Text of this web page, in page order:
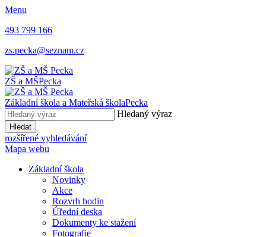
Menu
493 799 166
zs.pecka@seznam.cz
ZŠ a MŠPecka
Základní škola a Mateřská školaPecka
Hledaný výraz
Hledat
rozšířené vyhledávání
Mapa webu
Základní škola
Novinky
Akce
Rozvrh hodin
Úřední deska
Dokumenty ke stažení
Fotografie